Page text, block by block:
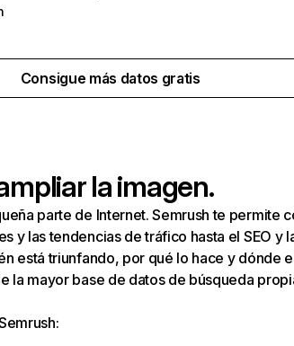
Consigue más datos gratis
la imagen.
parte de Internet. Semrush te permite
y las tendencias de tráfico hasta el SEO y
está triunfando, por qué lo hace y dónde
la mayor base de datos de búsqueda